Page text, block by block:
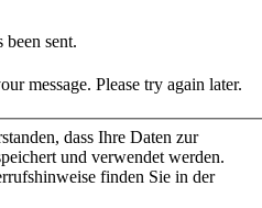
sent.
message. Please try again later.
dass Ihre Daten zur
und verwendet werden.
finden Sie in der